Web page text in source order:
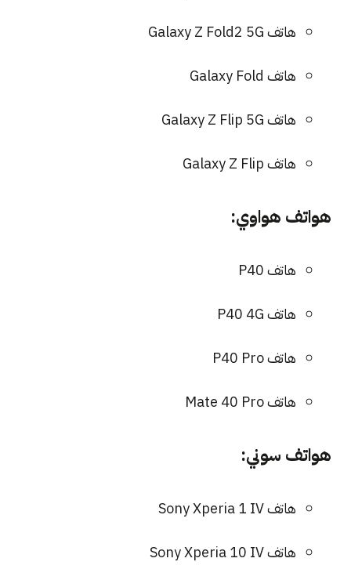
هاتف Galaxy Z Fold2 5G
هاتف Galaxy Fold
هاتف Galaxy Z Flip 5G
هاتف Galaxy Z Flip
هواتف هواوي:
هاتف P40
هاتف P40 4G
هاتف P40 Pro
هاتف Mate 40 Pro
هواتف سوني:
هاتف Sony Xperia 1 IV
هاتف Sony Xperia 10 IV